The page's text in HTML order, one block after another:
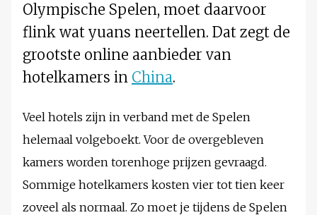
Olympische Spelen, moet daarvoor
flink wat yuans neertellen. Dat zegt de
grootste online aanbieder van
hotelkamers in China.
Veel hotels zijn in verband met de Spelen
helemaal volgeboekt. Voor de overgebleven
kamers worden torenhoge prijzen gevraagd.
Sommige hotelkamers kosten vier tot tien keer
zoveel als normaal. Zo moet je tijdens de Spelen